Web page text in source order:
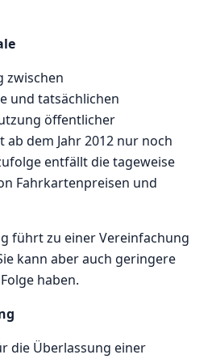
zwischen
und tatsächlichen
öffentlicher
dem Jahr 2012 nur noch
entfällt die tageweise
Fahrkartenpreisen und
führt zu einer Vereinfachung
kann aber auch geringere
haben.
die Überlassung einer